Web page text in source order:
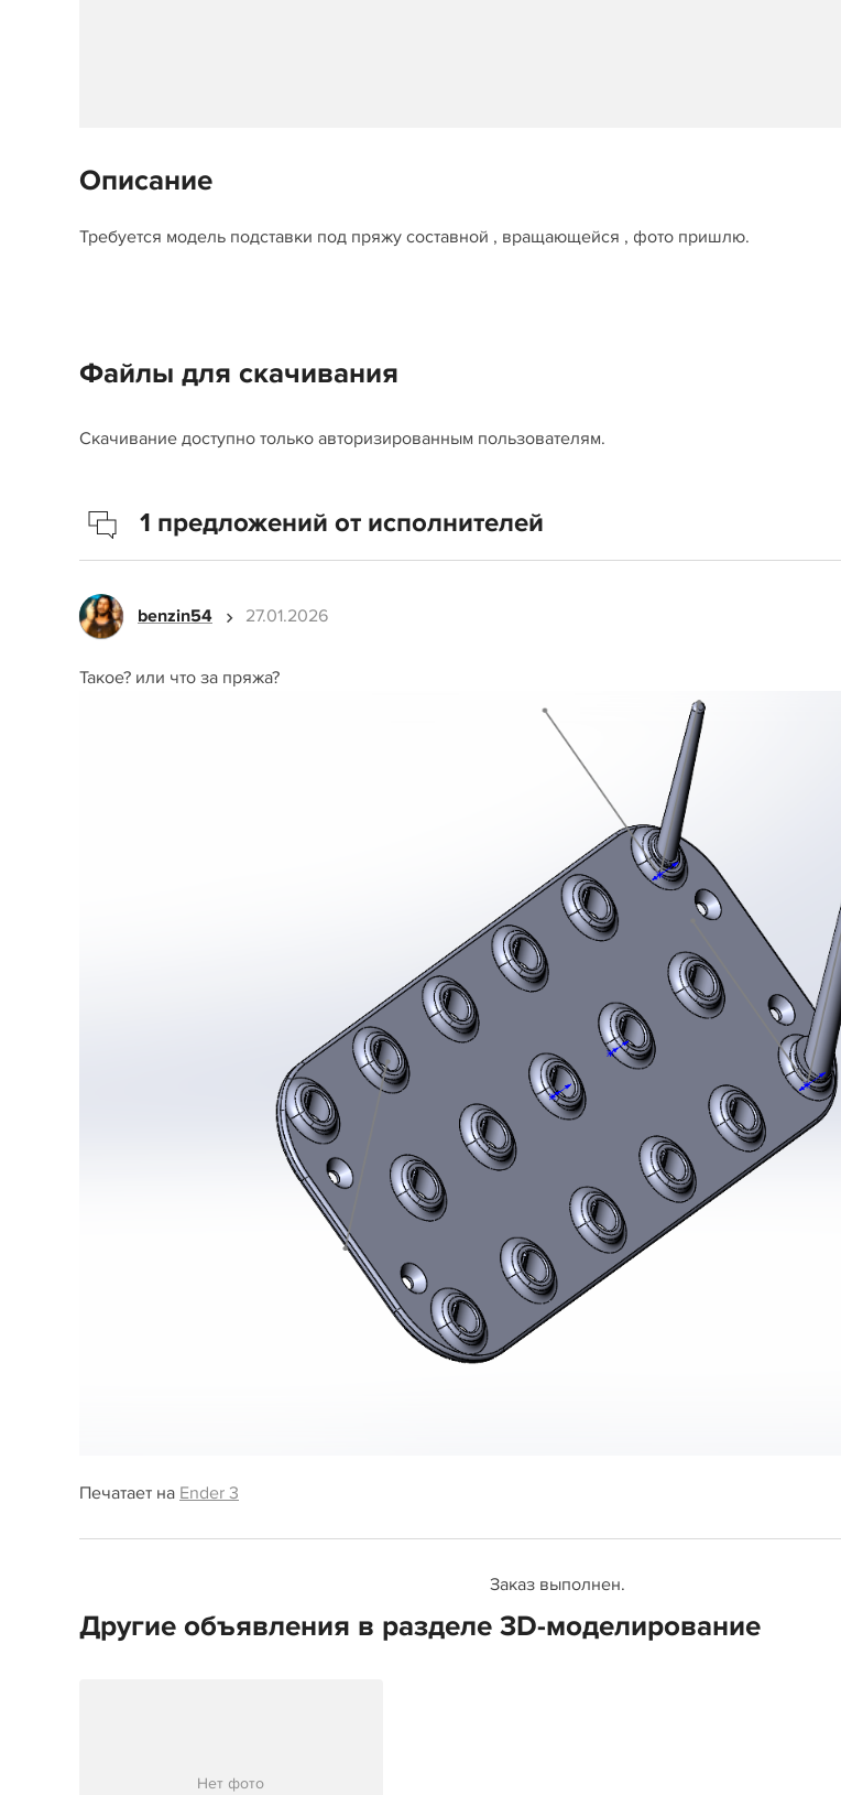
Описание
Требуется модель подставки под пряжу составной , вращающейся , фото пришлю.
Файлы для скачивания
Скачивание доступно только авторизированным пользователям.
1 предложений от исполнителей
benzin54 27.01.2026
Такое? или что за пряжа?
Печатает на Ender 3
Заказ выполнен.
Другие объявления в разделе 3D-моделирование
Нет фото